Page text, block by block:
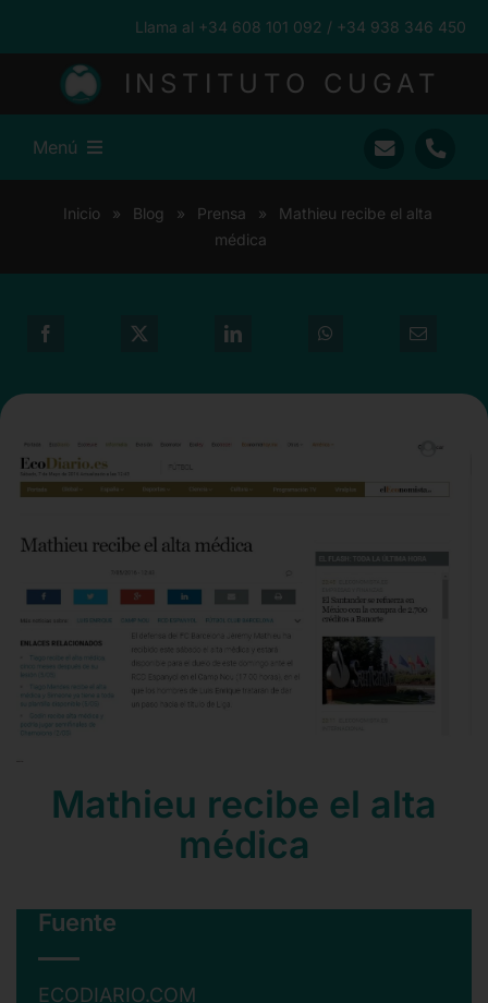
contenido
Llama al +34 608 101 092 / +34 938 346 450
INSTITUTO CUGAT
Menú
Traumatología
Blog
Contacto
Mail
Teléfono
Inicio » Blog » Prensa »
Mathieu recibe el alta
médica
Mathieu recibe el alta
médica
Fuente
ECODIARIO.COM